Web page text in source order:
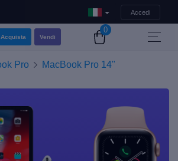
Accedi
Acquista Vendi
0
Pro MacBook Pro 14"